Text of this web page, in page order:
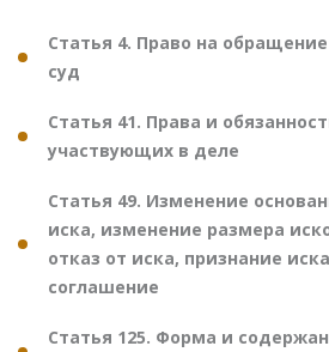
Статья 4. Право на
суд
Статья 41. Права и
участвующих в деле
Статья 49. Изменение
иска, изменение размера
отказ от иска, признание
соглашение
Статья 125. Форма и